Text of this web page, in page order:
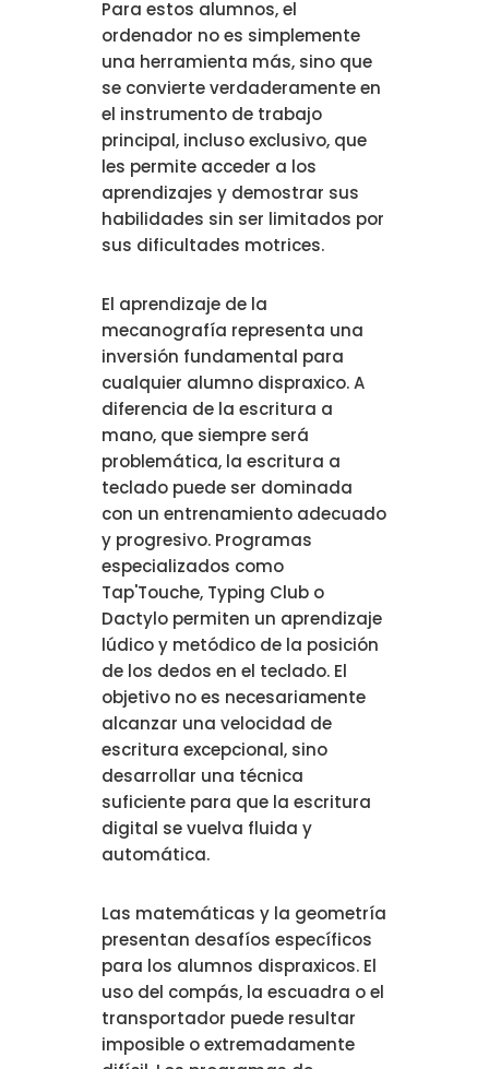
Para estos alumnos, el
ordenador no es simplemente
una herramienta más, sino que
se convierte verdaderamente en
el instrumento de trabajo
principal, incluso exclusivo, que
les permite acceder a los
aprendizajes y demostrar sus
habilidades sin ser limitados por
sus dificultades motrices.
El aprendizaje de la
mecanografía representa una
inversión fundamental para
cualquier alumno dispraxico. A
diferencia de la escritura a
mano, que siempre será
problemática, la escritura a
teclado puede ser dominada
con un entrenamiento adecuado
y progresivo. Programas
especializados como
Tap'Touche, Typing Club o
Dactylo permiten un aprendizaje
lúdico y metódico de la posición
de los dedos en el teclado. El
objetivo no es necesariamente
alcanzar una velocidad de
escritura excepcional, sino
desarrollar una técnica
suficiente para que la escritura
digital se vuelva fluida y
automática.
Las matemáticas y la geometría
presentan desafíos específicos
para los alumnos dispraxicos. El
uso del compás, la escuadra o el
transportador puede resultar
imposible o extremadamente